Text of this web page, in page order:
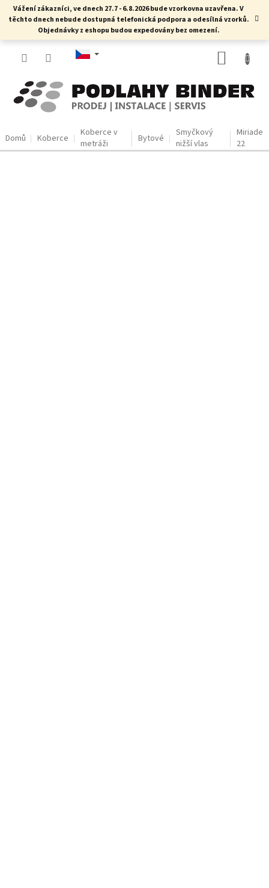
PřejítVážení zákazníci, ve dnech 27.7 - 6.8.2026 bude vzorkovna uzavřena. V
těchto dnech nebude dostupná telefonická podpora a odesílná vzorků.
Objednávky z eshopu budou expedovány bez omezení.
Domů Koberce
Koberce v
metráži
Bytové
Smyčkový
nižší vlas
Miriade
22